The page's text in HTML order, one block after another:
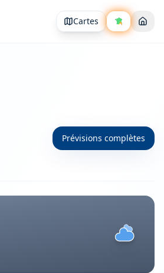
Cartes
Prévisions complètes